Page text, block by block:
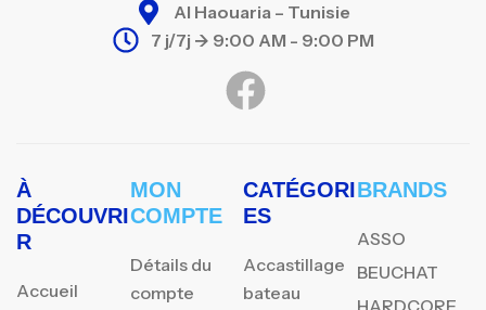
Al Haouaria – Tunisie
7 j/7j -> 9:00 AM - 9:00 PM
À
DÉCOUVRI
R
Accueil
MON
COMPTE
Détails du
compte
CATÉGORI
ES
Accastillage
bateau
BRANDS
ASSO
BEUCHAT